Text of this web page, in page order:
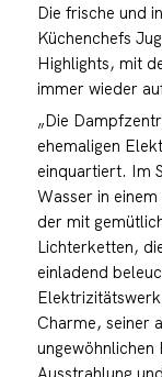
Die frische und
Küchenchefs
Highlights, mit
immer wieder
„Die
ehemaligen
einquartiert. Im
Wasser in
der mit
Lichterketten,
einladend
Charme, seiner
ungewöhnlichen
Ausstrahlung